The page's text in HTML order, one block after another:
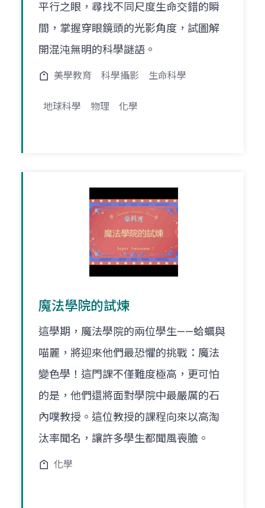
平行之眼，尋找不同尺度生命交錯的瞬
間，掌握穿眼鏡頭的光影角度，試圖解
開混沌無明的科學謎語。
美學教育 科學攝影 生命科學
地球科學 物理 化學
魔法學院的試煉
這學期，魔法學院的兩位學生——蛤蠣與
喵麗，將迎來他們最恐懼的挑戰：魔法
變色學！這門課不僅難度極高，更可怕
的是，他們還將面對學院中最嚴厲的石
內噗教授。這位教授的課程向來以高淘
汰率聞名，讓許多學生都聞風喪膽。
化學